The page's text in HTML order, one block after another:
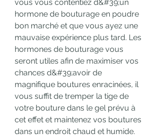
vous vous contentiez d&#39;un
hormone de bouturage en poudre
bon marché et que vous ayez une
mauvaise expérience plus tard. Les
hormones de bouturage vous
seront utiles afin de maximiser vos
chances d&#39;avoir de
magnifique boutures enracinées, il
vous suffit de tremper la tige de
votre bouture dans le gel prévu à
cet effet et maintenez vos boutures
dans un endroit chaud et humide.